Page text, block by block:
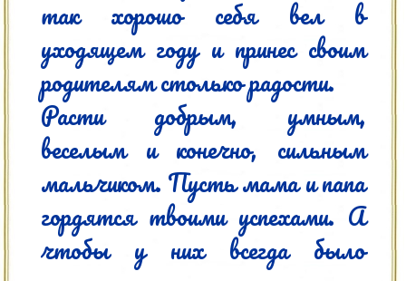
так хорошо себя вел в
уходящем году и принес своим
родителям столько радости.
Расти добрым, умным,
веселым и конечно, сильным
мальчиком. Пусть мама и папа
гордятся твоими успехами. А
чтобы у них всегда было